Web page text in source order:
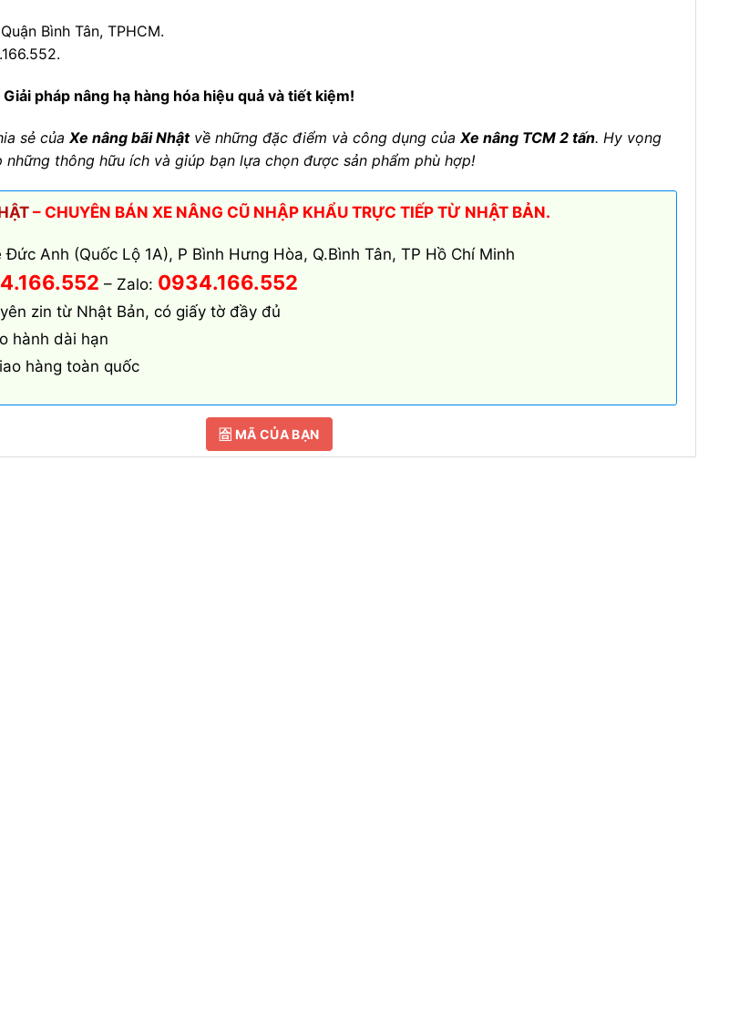
Bình Tân, TPHCM.
pháp nâng hạ hàng hóa hiệu quả và tiết kiệm!
sẻ của Xe nâng bãi Nhậtvề những đặc điểm và công dụng của Xe nâng TCM 2 tấn. Hy vọng
thông hữu ích và giúp bạn lựa chọn được sản phẩm phù hợp!
– CHUYÊN BÁN XE NÂNG CŨ NHẬP KHẨU TRỰC TIẾP TỪ NHẬT BẢN.
Anh (Quốc Lộ 1A), P Bình Hưng Hòa, Q.Bình Tân, TP Hồ Chí Minh
– Zalo: 0934.166.552
zin từ Nhật Bản, có giấy tờ đầy đủ
hành dài hạn
hàng toàn quốc
🈴 MÃ CỦA BẠN